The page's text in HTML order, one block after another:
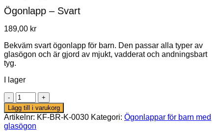
Ögonlapp – Svart
189,00 kr
Bekväm svart ögonlapp för barn. Den passar alla typer av
glasögon och är gjord av mjukt, vadderat och andningsbart
tyg.
I lager
Ögonlapp
–
Svart
mängd
Lägg till i varukorg
Artikelnr: KF-BR-K-0030 Kategori: Ögonlappar för barn med
glasögon